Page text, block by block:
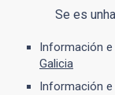
Se es
Información
Galicia
Información